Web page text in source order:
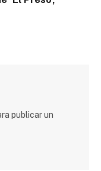
publicar un